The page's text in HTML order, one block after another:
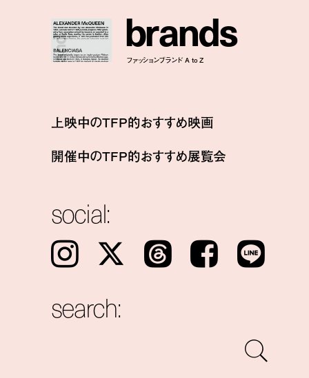
brands
ファッションブランド A to Z
上映中のTFP的おすすめ映画
開催中のTFP的おすすめ展覧会
social:
Instagram 𝕏 Threads Facebook LINE
search: